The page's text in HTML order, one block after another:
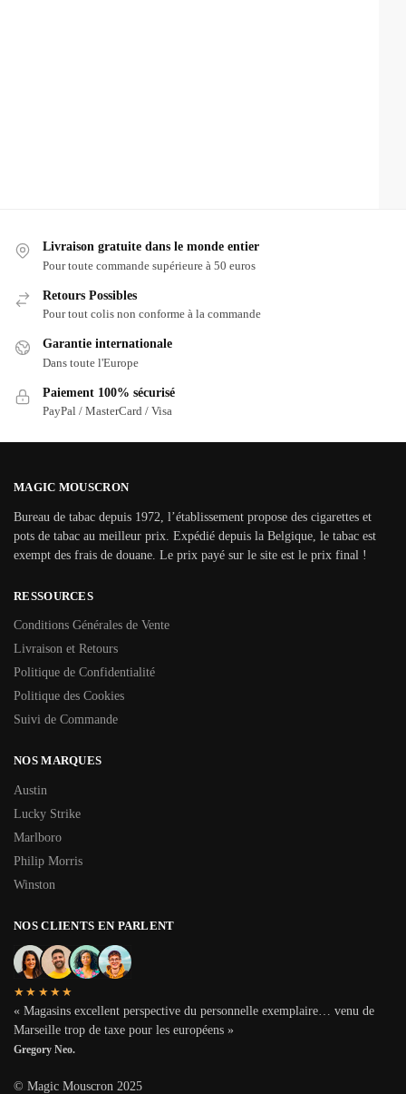
Livraison gratuite dans le monde entier
Pour toute commande supérieure à 50 euros
Retours Possibles
Pour tout colis non conforme à la commande
Garantie internationale
Dans toute l'Europe
Paiement 100% sécurisé
PayPal / MasterCard / Visa
MAGIC MOUSCRON
Bureau de tabac depuis 1972, l’établissement propose des cigarettes et
pots de tabac au meilleur prix. Expédié depuis la Belgique, le tabac est
exempt des frais de douane. Le prix payé sur le site est le prix final !
RESSOURCES
Conditions Générales de Vente
Livraison et Retours
Politique de Confidentialité
Politique des Cookies
Suivi de Commande
NOS MARQUES
Austin
Lucky Strike
Marlboro
Philip Morris
Winston
NOS CLIENTS EN PARLENT
★★★★★
« Magasins excellent perspective du personnelle exemplaire… venu de
Marseille trop de taxe pour les européens »
Gregory Neo.
© Magic Mouscron 2025